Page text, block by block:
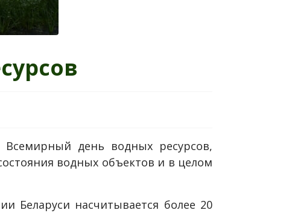
день водных ресурсов,
водных объектов и в целом
Беларуси насчитывается более 20